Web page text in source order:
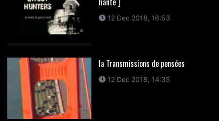
12 Dec 2018, 16:53
la Transmissions de pensées
12 Dec 2018, 14:35